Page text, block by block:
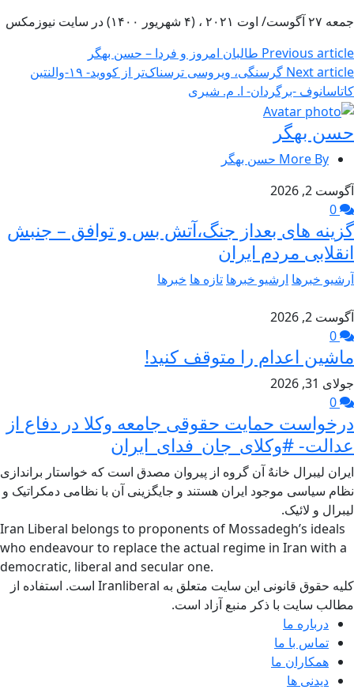
جمعه ۲۷ آگوست/ اوت ۲۰۲۱ ، (۴ شهریور ۱۴۰۰) در سایت نیوزمکس
Previous article طالبان امروز و فردا – حسن بهگر
Next article
گرسنگی، ویروسی ترسناک‌تر از کووید- ١٩-والنتین
کاتاسانوف -برگردان- ا. م. شیری
حسن بهگر
More By حسن بهگر
آگوست 2, 2026
گزینه های بعداز جنگ،آتش بس و توافق – جنبش
انقلابی مردم ایران
آرشیو خبرها ارشیو خبرها تازه ها خبرها
آگوست 2, 2026
ماشین اعدام را متوقف کنید!
جولای 31, 2026
درخواست حمایت حقوقی جامعه وکلا در دفاع از
عدالت- #وکلای_جان_فدای_ایران
ایران لیبرال خانهٌ آن گروه از پیروان مصدق است که خواستار براندازی
نظام سیاسی موجود ایران هستند و جایگزینی آن با نظامی دمکراتیک و
لیبرال و لائیک.
Iran Liberal belongs to proponents of Mossadegh’s ideals
who endeavour to replace the actual regime in Iran with a
democratic, liberal and secular one.
کلیه حقوق قانونی این سایت متعلق به Iranliberal است. استفاده از
مطالب سایت با ذکر منبع آزاد است.
درباره ما
تماس با ما
همکاران ما
دیدنی ها